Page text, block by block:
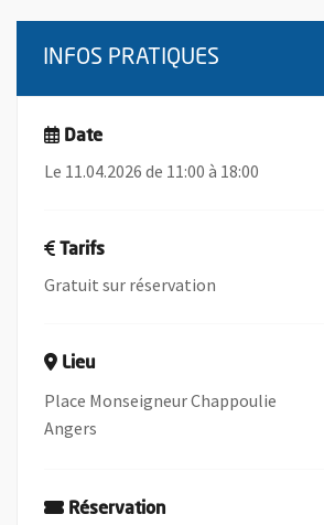
INFOS PRATIQUES
Date
Le 11.04.2026 de 11:00 à 18:00
Tarifs
Gratuit sur réservation
Lieu
Place Monseigneur Chappoulie
Angers
Réservation